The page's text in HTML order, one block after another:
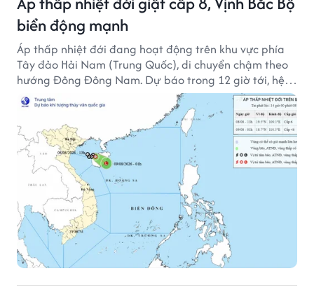
biển động mạnh
Áp thấp nhiệt đới đang hoạt động trên khu vực phía
Tây đảo Hải Nam (Trung Quốc), di chuyển chậm theo
hướng Đông Đông Nam. Dự báo trong 12 giờ tới, hệ
thống này suy yếu dần thành vùng áp thấp.